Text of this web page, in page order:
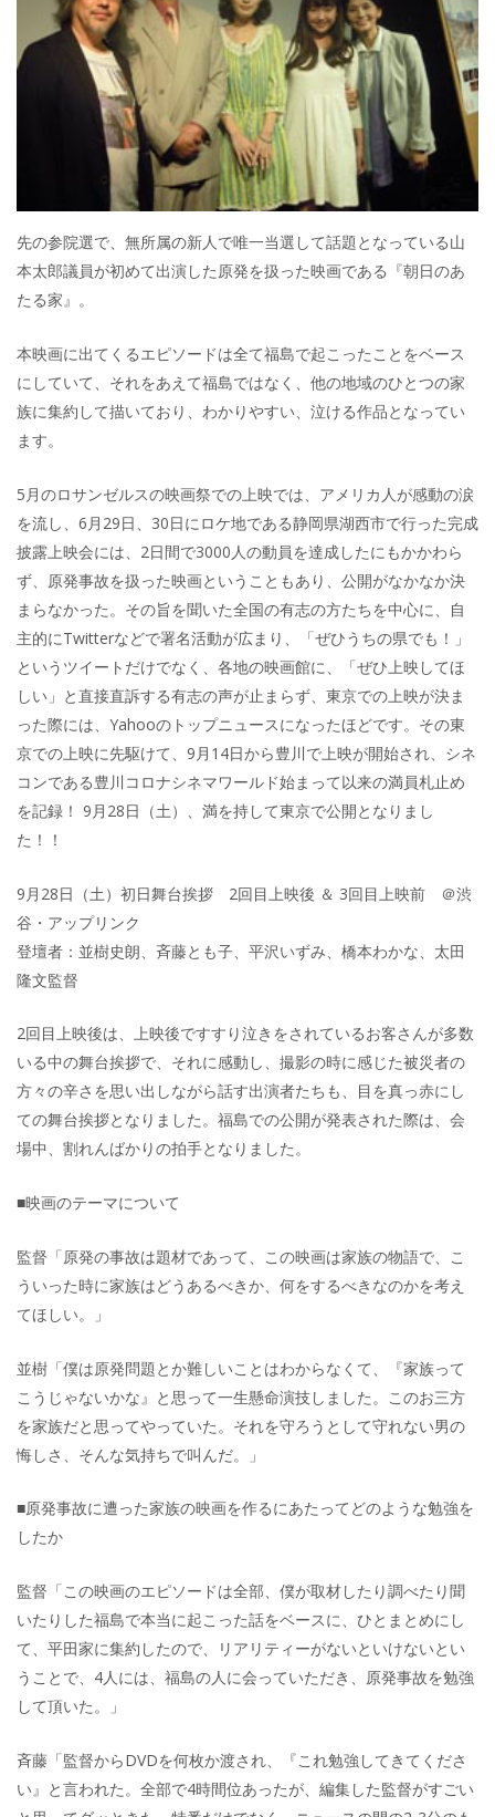
先の参院選で、無所属の新人で唯一当選して話題となっている山
本太郎議員が初めて出演した原発を扱った映画である『朝日のあ
たる家』。
本映画に出てくるエピソードは全て福島で起こったことをベース
にしていて、それをあえて福島ではなく、他の地域のひとつの家
族に集約して描いており、わかりやすい、泣ける作品となってい
ます。
5月のロサンゼルスの映画祭での上映では、アメリカ人が感動の涙
を流し、6月29日、30日にロケ地である静岡県湖西市で行った完成
披露上映会には、2日間で3000人の動員を達成したにもかかわら
ず、原発事故を扱った映画ということもあり、公開がなかなか決
まらなかった。その旨を聞いた全国の有志の方たちを中心に、自
主的にTwitterなどで署名活動が広まり、「ぜひうちの県でも！」
というツイートだけでなく、各地の映画館に、「ぜひ上映してほ
しい」と直接直訴する有志の声が止まらず、東京での上映が決ま
った際には、Yahooのトップニュースになったほどです。その東
京での上映に先駆けて、9月14日から豊川で上映が開始され、シネ
コンである豊川コロナシネマワールド始まって以来の満員札止め
を記録！ 9月28日（土）、満を持して東京で公開となりまし
た！！
9月28日（土）初日舞台挨拶 2回目上映後 ＆ 3回目上映前 ＠渋
谷・アップリンク
登壇者：並樹史朗、斉藤とも子、平沢いずみ、橋本わかな、太田
隆文監督
2回目上映後は、上映後ですすり泣きをされているお客さんが多数
いる中の舞台挨拶で、それに感動し、撮影の時に感じた被災者の
方々の辛さを思い出しながら話す出演者たちも、目を真っ赤にし
ての舞台挨拶となりました。福島での公開が発表された際は、会
場中、割れんばかりの拍手となりました。
■映画のテーマについて
監督「原発の事故は題材であって、この映画は家族の物語で、こ
ういった時に家族はどうあるべきか、何をするべきなのかを考え
てほしい。」
並樹「僕は原発問題とか難しいことはわからなくて、『家族って
こうじゃないかな』と思って一生懸命演技しました。このお三方
を家族だと思ってやっていた。それを守ろうとして守れない男の
悔しさ、そんな気持ちで叫んだ。」
■原発事故に遭った家族の映画を作るにあたってどのような勉強を
したか
監督「この映画のエピソードは全部、僕が取材したり調べたり聞
いたりした福島で本当に起こった話をベースに、ひとまとめにし
て、平田家に集約したので、リアリティーがないといけないとい
うことで、4人には、福島の人に会っていただき、原発事故を勉強
して頂いた。」
斉藤「監督からDVDを何枚か渡され、『これ勉強してきてくださ
い』と言われた。全部で4時間位あったが、編集した監督がすごい